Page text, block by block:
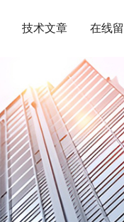
技术文章 在线